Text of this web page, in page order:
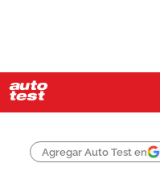
Agregar Auto Test en